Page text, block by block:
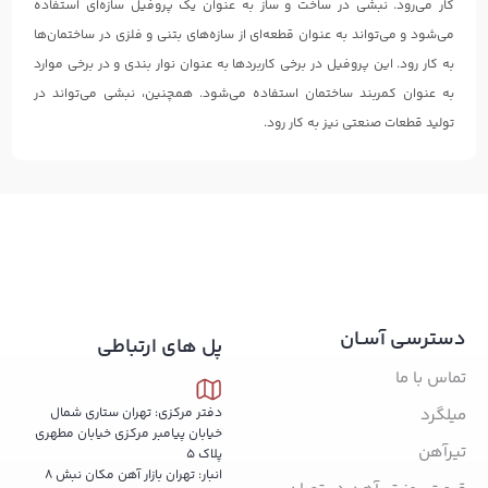
کار می‌رود. نبشی در ساخت و ساز به عنوان یک پروفیل سازه‌ای استفاده
می‌شود و می‌تواند به عنوان قطعه‌ای از سازه‌های بتنی و فلزی در ساختمان‌ها
به کار رود. این پروفیل در برخی کاربردها به عنوان نوار بندی و در برخی موارد
به عنوان کمربند ساختمان استفاده می‌شود. همچنین، نبشی می‌تواند در
تولید قطعات صنعتی نیز به کار رود.
دسترسی آسـان
تماس با ما
میلگرد
تیرآهن
پل های ارتباطی
دفتر مرکزی: تهران ستاری شمال
خیابان پیامبر مرکزی خیابان مطهری
پلاک 5
انبار: تهران بازار آهن مکان نبش 8